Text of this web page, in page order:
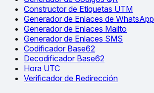
Constructor de Etiquetas UTM
Generador de Enlaces de WhatsApp
Generador de Enlaces Mailto
Generador de Enlaces SMS
Codificador Base62
Decodificador Base62
Hora UTC
Verificador de Redirección